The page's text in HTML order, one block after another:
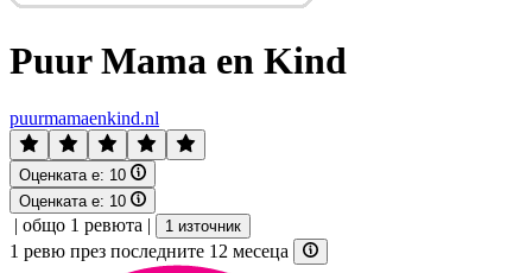
Puur Mama en Kind
puurmamaenkind.nl
Оценката е: 10
Оценката е: 10
| общо 1 ревюта | 1 източник
1 ревю през последните 12 месеца